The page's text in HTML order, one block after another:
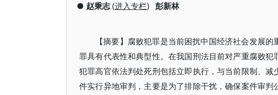
● 赵秉志(进入专栏) 彭新林
【摘要】腐败犯罪是当前困扰中国经济社会发展
罪具有代表性和典型性。在我国刑法目前对严重腐败
犯罪高官依法判处死刑包括立即执行，与当前限制、
件实行异地审判，主要是为了排除干扰，确保案件审